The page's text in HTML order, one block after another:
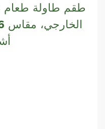
طقم طاولة طعام